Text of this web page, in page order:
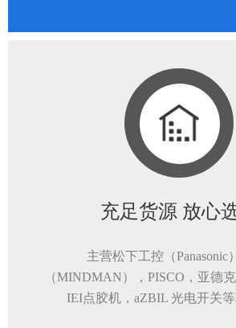
充足货源 放心
主营松下工控（Panasonic
（MINDMAN），PISCO，亚德
IEI点胶机，aZBIL 光电开关等